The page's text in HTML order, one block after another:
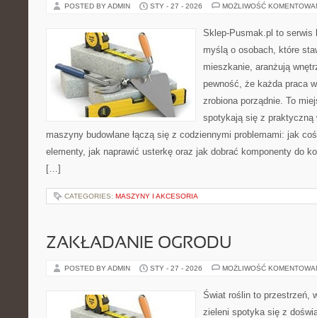
POSTED BY ADMIN STY - 27 - 2026 MOŻLIWOŚĆ
Sklep-Pusmak.pl to serwis
myślą o osobach, które
mieszkanie, aranżują
pewność, że każda praca
zrobiona porządnie. To
spotykają się z
maszyny budowlane łączą się z codziennymi problemami: jak
elementy, jak naprawić usterkę oraz jak dobrać komponenty do
[…]
CATEGORIES: MASZYNY I AKCESORIA
ZAKŁADANIE OGRODU
POSTED BY ADMIN STY - 27 - 2026 MOŻLIWOŚĆ
Świat roślin to przestrzeń,
zieleni spotyka się z